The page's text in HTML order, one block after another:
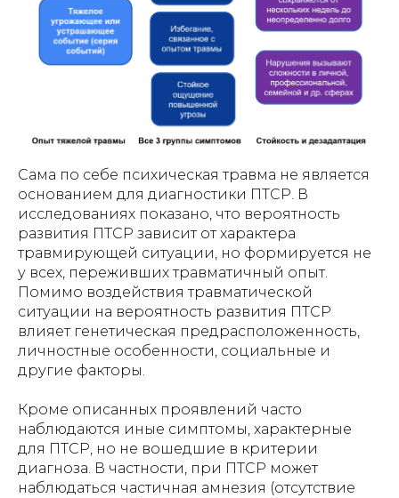
Сама по себе психическая травма не является
основанием для диагностики ПТСР. В
исследованиях показано, что вероятность
развития ПТСР зависит от характера
травмирующей ситуации, но формируется не
у всех, переживших травматичный опыт.
Помимо воздействия травматической
ситуации на вероятность развития ПТСР
влияет генетическая предрасположенность,
личностные особенности, социальные и
другие факторы.
Кроме описанных проявлений часто
наблюдаются иные симптомы, характерные
для ПТСР, но не вошедшие в критерии
диагноза. В частности, при ПТСР может
наблюдаться частичная амнезия (отсутствие